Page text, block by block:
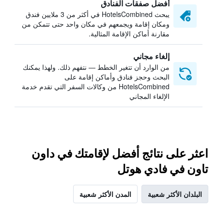
أفضل صفقات الفنادق
يبحث HotelsCombined في أكثر من 3 ملايين فندق
ومكان إقامة ويجمعهم في مكان واحد حتى تتمكن من
مقارنة أماكن الإقامة المثالية.
إلغاء مجاني
من الوارد أن تتغير الخطط — نتفهم ذلك. ولهذا يمكنك
البحث وحجز فنادق وأماكن إقامة على
HotelsCombined من وكالات السفر التي تقدم خدمة
الإلغاء المجاني
اعثر على نتائج أفضل لإقامتك في داون
تاون في فادي هوتل
البلدان الأكثر شعبية المدن الأكثر شعبية